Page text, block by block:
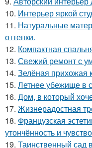
10. Интерьер яркой
11. Натуральные
оттенки.
12. Компактная
13. Свежий ремонт с
14. Зелёная прихожая
15. Летнее убежище в
16. Дом, в который
17. Жизнерадостная
18. Французская
утончённость и
19. Таинственный сад